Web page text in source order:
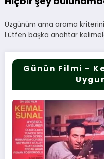
Üzgünüm ama arama
Lütfen başka anahtar
Günün Filmi –